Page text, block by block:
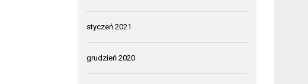
styczeń 2021
grudzień 2020